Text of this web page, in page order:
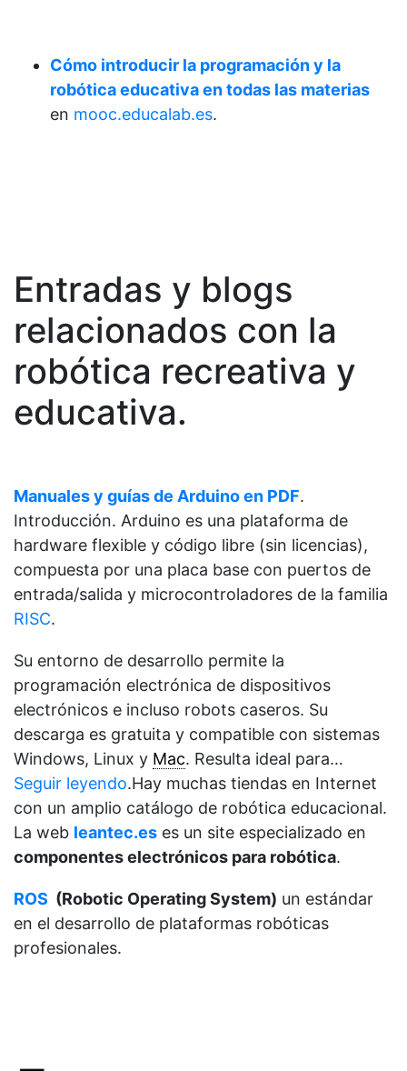
Cómo introducir la programación y la
robótica educativa en todas las materias
en mooc.educalab.es.
Entradas y blogs
relacionados con la
robótica recreativa y
educativa.
Manuales y guías de Arduino en PDF.
Introducción. Arduino es una plataforma de
hardware flexible y código libre (sin licencias),
compuesta por una placa base con puertos de
entrada/salida y microcontroladores de la familia
RISC.
Su entorno de desarrollo permite la
programación electrónica de dispositivos
electrónicos e incluso robots caseros. Su
descarga es gratuita y compatible con sistemas
Windows, Linux y Mac. Resulta ideal para…
Seguir leyendo.Hay muchas tiendas en Internet
con un amplio catálogo de robótica educacional.
La web leantec.es es un site especializado en
componentes electrónicos para robótica.
ROS (Robotic Operating System) un estándar
en el desarrollo de plataformas robóticas
profesionales.